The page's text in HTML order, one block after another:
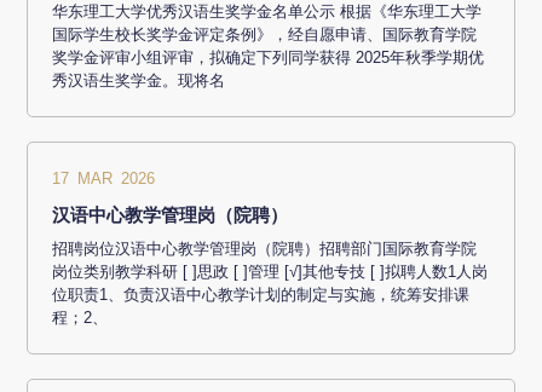
华东理工大学优秀汉语生奖学金名单公示 根据《华东理工大学
国际学生校长奖学金评定条例》，经自愿申请、国际教育学院
奖学金评审小组评审，拟确定下列同学获得 2025年秋季学期优
秀汉语生奖学金。现将名
17 MAR 2026
汉语中心教学管理岗（院聘）
招聘岗位汉语中心教学管理岗（院聘）招聘部门国际教育学院
岗位类别教学科研 [ ]思政 [ ]管理 [√]其他专技 [ ]拟聘人数1人岗
位职责1、负责汉语中心教学计划的制定与实施，统筹安排课
程；2、